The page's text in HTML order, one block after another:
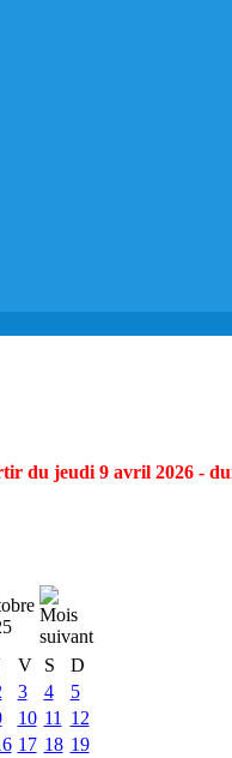
du jeudi 9 avril 2026 -
V S
D
3 4
5
10 11
12
17 18 19